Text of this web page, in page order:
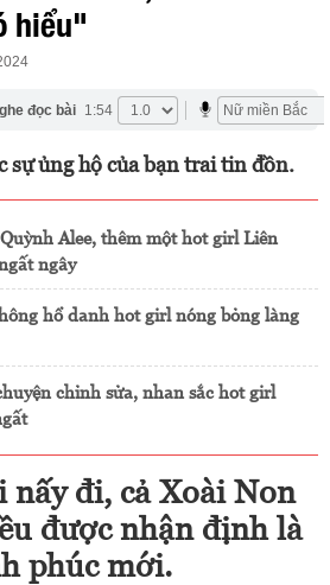
hiểu"
đọc bài 1:54
sự ủng hộ của bạn trai tin đồn.
Alee, thêm một hot girl Liên
ngây
hổ danh hot girl nóng bỏng làng
chỉnh sửa, nhan sắc hot girl
nấy đi, cả Xoài Non
được nhận định là
phúc mới.